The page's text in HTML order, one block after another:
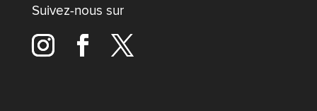
Suivez-nous sur